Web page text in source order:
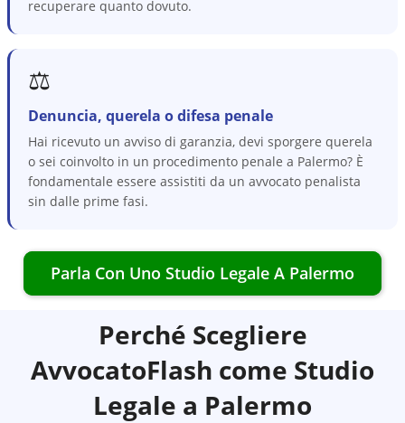
recuperare quanto dovuto.
⚖️
Denuncia, querela o difesa penale
Hai ricevuto un avviso di garanzia, devi sporgere querela
o sei coinvolto in un procedimento penale a Palermo? È
fondamentale essere assistiti da un avvocato penalista
sin dalle prime fasi.
Parla Con Uno Studio Legale A Palermo
Perché Scegliere
AvvocatoFlash come Studio
Legale a Palermo